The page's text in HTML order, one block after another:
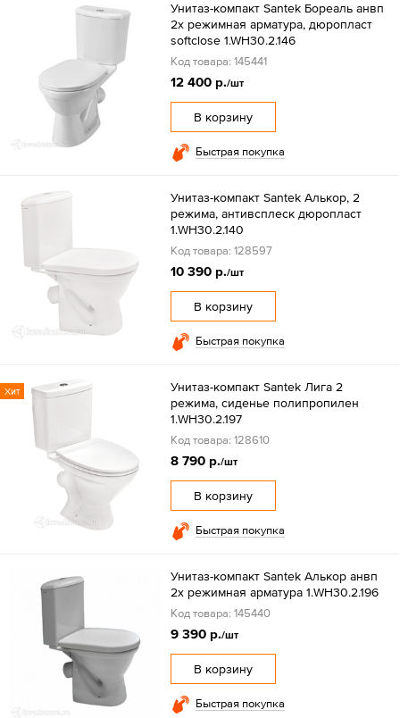
Унитаз-компакт Santek Бореаль анвп
2х режимная арматура, дюропласт
softclose 1.WH30.2.146
Код товара: 145441
12 400 р./шт
В корзину
Быстрая покупка
Унитаз-компакт Santek Алькор, 2
режима, антивсплеск дюропласт
1.WH30.2.140
Код товара: 128597
10 390 р./шт
В корзину
Быстрая покупка
Хит
Унитаз-компакт Santek Лига 2
режима, сиденье полипропилен
1.WH30.2.197
Код товара: 128610
8 790 р./шт
В корзину
Быстрая покупка
Унитаз-компакт Santek Алькор анвп
2х режимная арматура 1.WH30.2.196
Код товара: 145440
9 390 р./шт
В корзину
Быстрая покупка